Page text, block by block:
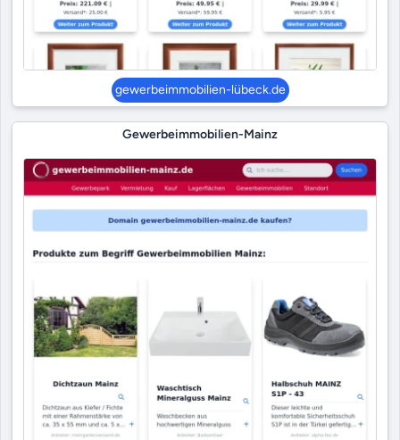
gewerbeimmobilien-lübeck.de
Gewerbeimmobilien-Mainz